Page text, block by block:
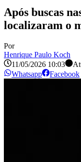
Após buscas
localizaram o
Por
Henrique Paulo Koch
11/05/2026 10:03
Whatsapp
Facebook